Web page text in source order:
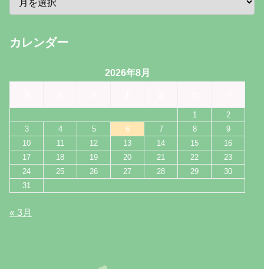
カレンダー
2026年8月
1
2
3
4 5 6 7 8
9
10
11 12 13 14 15
16
17
18 19 20 21 22
23
24
25 26 27 28 29
30
31
« 3月